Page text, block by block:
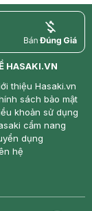
price
HASAKI.VN
thiệu Hasaki.vn
sách bảo mật
khoản sử dụng
cẩm nang
dụng
hệ